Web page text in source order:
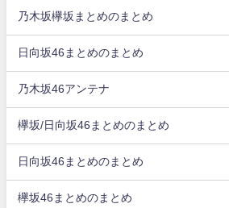
乃木坂欅坂まとめのまとめ
日向坂46まとめのまとめ
乃木坂46アンテナ
欅坂/日向坂46まとめのまとめ
日向坂46まとめのまとめ
欅坂46まとめのまとめ